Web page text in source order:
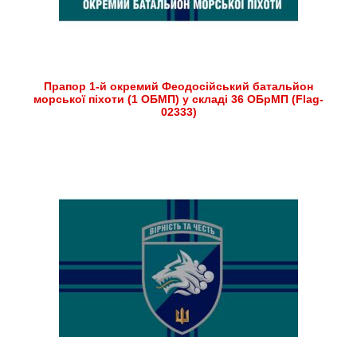
Прапор 1-й окремий Феодосійський батальйон
морської піхоти (1 ОБМП) у складі 36 ОБрМП (Flag-
02333)